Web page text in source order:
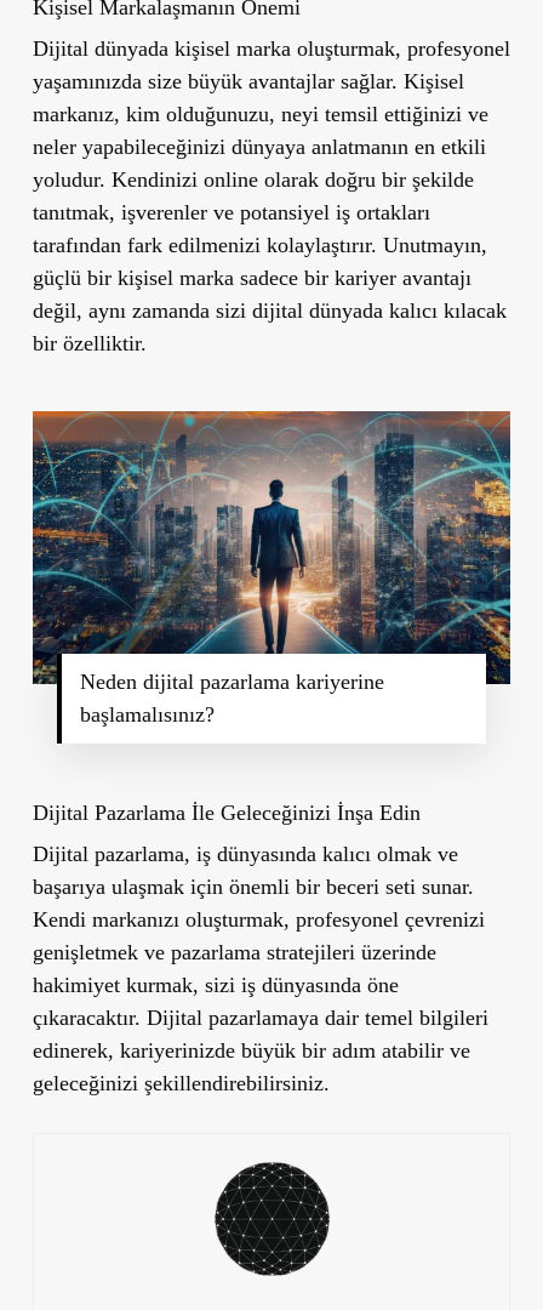
Kişisel Markalaşmanın Önemi
Dijital dünyada kişisel marka oluşturmak, profesyonel
yaşamınızda size büyük avantajlar sağlar. Kişisel
markanız, kim olduğunuzu, neyi temsil ettiğinizi ve
neler yapabileceğinizi dünyaya anlatmanın en etkili
yoludur. Kendinizi online olarak doğru bir şekilde
tanıtmak, işverenler ve potansiyel iş ortakları
tarafından fark edilmenizi kolaylaştırır. Unutmayın,
güçlü bir kişisel marka sadece bir kariyer avantajı
değil, aynı zamanda sizi dijital dünyada kalıcı kılacak
bir özelliktir.
Neden dijital pazarlama kariyerine
başlamalısınız?
Dijital Pazarlama İle Geleceğinizi İnşa Edin
Dijital pazarlama, iş dünyasında kalıcı olmak ve
başarıya ulaşmak için önemli bir beceri seti sunar.
Kendi markanızı oluşturmak, profesyonel çevrenizi
genişletmek ve pazarlama stratejileri üzerinde
hakimiyet kurmak, sizi iş dünyasında öne
çıkaracaktır. Dijital pazarlamaya dair temel bilgileri
edinerek, kariyerinizde büyük bir adım atabilir ve
geleceğinizi şekillendirebilirsiniz.